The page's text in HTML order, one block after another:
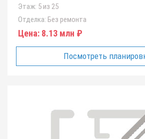
Этаж: 5 из 25
Отделка: Без ремонта
Цена: 8.13 млн ₽
Посмотреть